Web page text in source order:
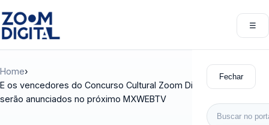
☰
Fechar
Buscar por:
Home›
E os vencedores do Concurso Cultural Zoom Digital e Mxcursos
serão anunciados no próximo MXWEBTV